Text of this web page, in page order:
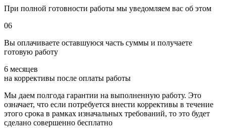
При полной готовности работы мы уведомляем вас об этом
06
Вы оплачиваете оставшуюся часть суммы и получаете
готовую работу
6 месяцев
на коррективы после оплаты работы
Мы даем полгода гарантии на выполненную работу. Это
означает, что если потребуется внести коррективы в течение
этого срока в рамках изначальных требований, то это будет
сделано совершенно бесплатно